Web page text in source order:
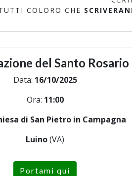
COLORO CHE
del Santo Rosario
Data: 16/10/2025
Ora: 11:00
di San Pietro in Campagna
Luino(VA)
Portami qui